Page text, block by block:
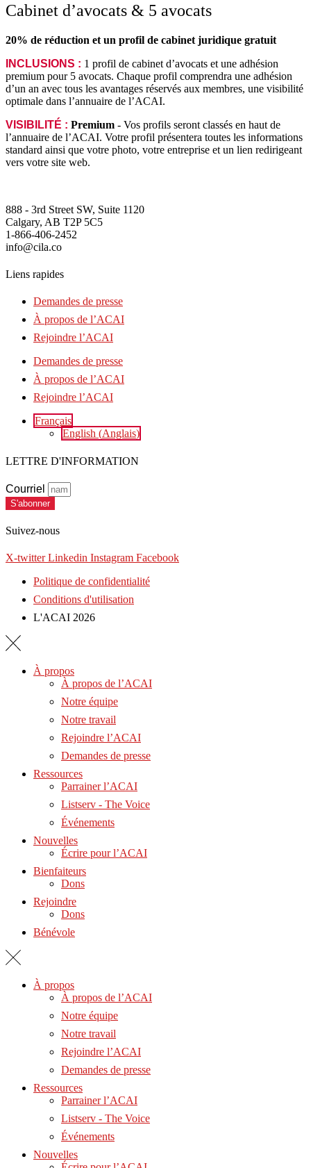
Cabinet d’avocats & 5 avocats
20% de réduction et un profil de cabinet juridique gratuit
INCLUSIONS : 1 profil de cabinet d’avocats et une adhésion
premium pour 5 avocats. Chaque profil comprendra une adhésion
d’un an avec tous les avantages réservés aux membres, une visibilité
optimale dans l’annuaire de l’ACAI.
VISIBILITÉ : Premium - Vos profils seront classés en haut de
l’annuaire de l’ACAI. Votre profil présentera toutes les informations
standard ainsi que votre photo, votre entreprise et un lien redirigeant
vers votre site web.
888 - 3rd Street SW, Suite 1120
Calgary, AB T2P 5C5
1-866-406-2452
info@cila.co
Liens rapides
Demandes de presse
À propos de l’ACAI
Rejoindre l’ACAI
Demandes de presse
À propos de l’ACAI
Rejoindre l’ACAI
Français
English (Anglais)
LETTRE D'INFORMATION
Courriel
S'abonner
Suivez-nous
X-twitter Linkedin Instagram Facebook
Politique de confidentialité
Conditions d'utilisation
L'ACAI 2026
À propos
À propos de l’ACAI
Notre équipe
Notre travail
Rejoindre l’ACAI
Demandes de presse
Ressources
Parrainer l’ACAI
Listserv - The Voice
Événements
Nouvelles
Écrire pour l’ACAI
Bienfaiteurs
Dons
Rejoindre
Dons
Bénévole
À propos
À propos de l’ACAI
Notre équipe
Notre travail
Rejoindre l’ACAI
Demandes de presse
Ressources
Parrainer l’ACAI
Listserv - The Voice
Événements
Nouvelles